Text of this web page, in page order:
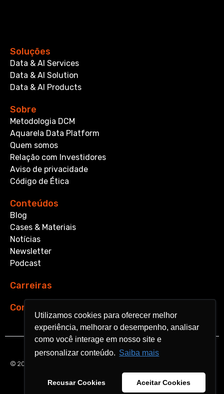
Utilizamos cookies para oferecer melhor
experiência, melhorar o desempenho, analisar
como você interage em nosso site e
personalizar conteúdo. Saiba mais
Recusar Cookies Aceitar Cookies
Utilizamos cookies para oferecer melhor
experiência, melhorar o desempenho, analisar
como você interage em nosso site e
personalizar conteúdo. Saiba mais
Recusar Cookies Aceitar Cookies
Soluções
Data & AI Services
Data & AI Solution
Data & AI Products
Sobre
Metodologia DCM
Aquarela Data Platform
Quem somos
Relação com Investidores
Aviso de privacidade
Código de Ética
Conteúdos
Blog
Cases & Materiais
Notícias
Newsletter
Podcast
Carreiras
Contato
© 2026 Aquarela Analytics. All rights reserved.